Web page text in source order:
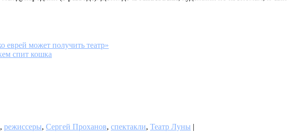
еврей может получить театр»
спит кошка
, режиссеры, Сергей Проханов, спектакли, Театр Луны |